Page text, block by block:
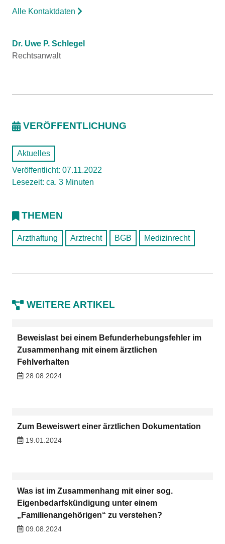
Alle Kontaktdaten
Dr. Uwe P. Schlegel
Rechtsanwalt
VERÖFFENTLICHUNG
Aktuelles
Veröffentlicht: 07.11.2022
Lesezeit: ca. 3 Minuten
THEMEN
Arzthaftung Arztrecht BGB Medizinrecht
WEITERE ARTIKEL
Beweislast bei einem Befunderhebungsfehler im
Zusammenhang mit einem ärztlichen
Fehlverhalten
28.08.2024
Zum Beweiswert einer ärztlichen Dokumentation
19.01.2024
Was ist im Zusammenhang mit einer sog.
Eigenbedarfskündigung unter einem
„Familienangehörigen“ zu verstehen?
09.08.2024